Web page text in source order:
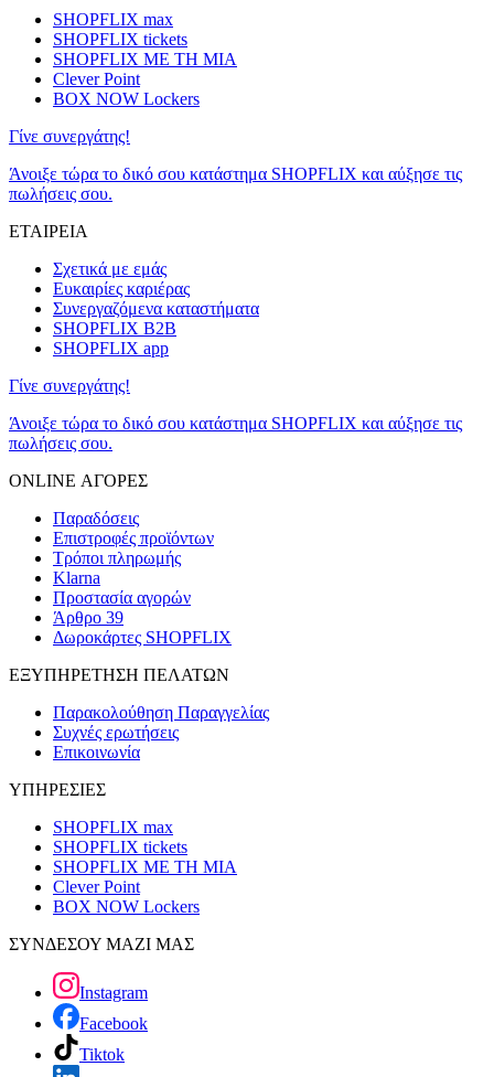
SHOPFLIX max
SHOPFLIX tickets
SHOPFLIX ΜΕ ΤΗ ΜΙΑ
Clever Point
BOX NOW Lockers
Γίνε συνεργάτης!
Άνοιξε τώρα το δικό σου κατάστημα SHOPFLIX και αύξησε τις
πωλήσεις σου.
ΕΤΑΙΡΕΙΑ
Σχετικά με εμάς
Ευκαιρίες καριέρας
Συνεργαζόμενα καταστήματα
SHOPFLIX B2B
SHOPFLIX app
Γίνε συνεργάτης!
Άνοιξε τώρα το δικό σου κατάστημα SHOPFLIX και αύξησε τις
πωλήσεις σου.
ONLINE ΑΓΟΡΕΣ
Παραδόσεις
Επιστροφές προϊόντων
Τρόποι πληρωμής
Klarna
Προστασία αγορών
Άρθρο 39
Δωροκάρτες SHOPFLIX
ΕΞΥΠΗΡΕΤΗΣΗ ΠΕΛΑΤΩΝ
Παρακολούθηση Παραγγελίας
Συχνές ερωτήσεις
Επικοινωνία
ΥΠΗΡΕΣΙΕΣ
SHOPFLIX max
SHOPFLIX tickets
SHOPFLIX ΜΕ ΤΗ ΜΙΑ
Clever Point
BOX NOW Lockers
ΣΥΝΔΕΣΟΥ ΜΑΖΙ ΜΑΣ
Instagram
Facebook
Tiktok